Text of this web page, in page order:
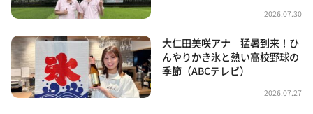
2026.07.30
大仁田美咲アナ 猛暑到来！ひ
んやりかき氷と熱い高校野球の
季節（ABCテレビ）
2026.07.27